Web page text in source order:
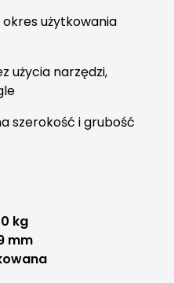
okres użytkowania
użycia narzędzi,
szerokość i grubość
kg
mm